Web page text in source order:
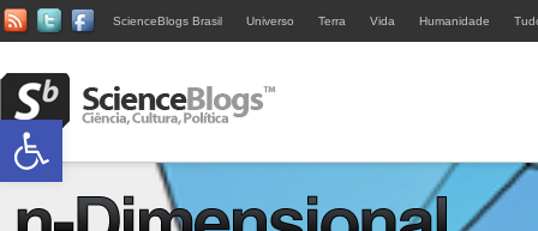
ScienceBlogs Brasil Universo Terra Vida Humanidade
Abrir a barra de ferramentas